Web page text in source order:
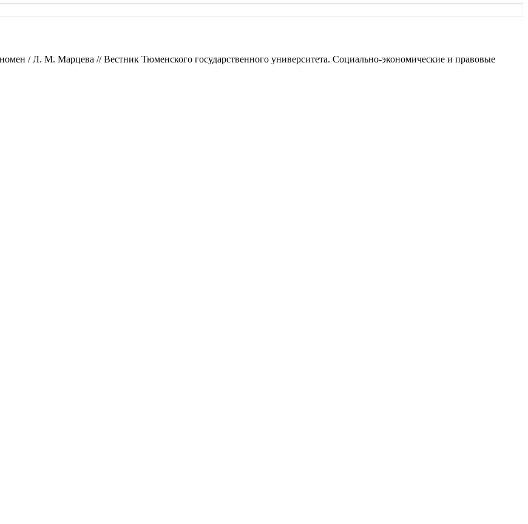
/ Л. М. Марцева // Вестник Тюменского государственного университета. Социально-экономические и правовые